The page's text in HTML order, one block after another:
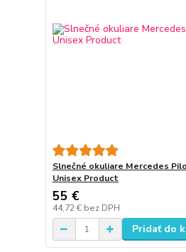
Slnečné okuliare Mercedes
Unisex Product
55 €
44,72 € bez DPH
Pridať do